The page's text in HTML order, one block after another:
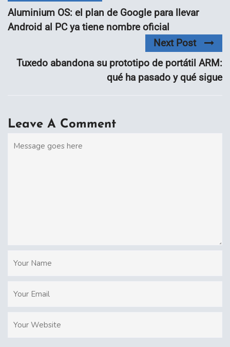
Aluminium OS: el plan de Google para llevar
Android al PC ya tiene nombre oficial
Next Post
Tuxedo abandona su prototipo de portátil ARM:
qué ha pasado y qué sigue
Leave A Comment